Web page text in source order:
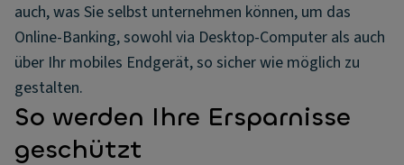
auch, was Sie selbst unternehmen können, um das
Online-Banking, sowohl via Desktop-Computer als auch
über Ihr mobiles Endgerät, so sicher wie möglich zu
gestalten.
So werden Ihre Ersparnisse
geschützt